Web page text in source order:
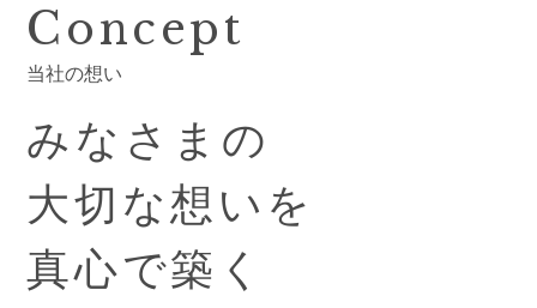
Concept
当社の想い
みなさまの
大切な想いを
真心で築く